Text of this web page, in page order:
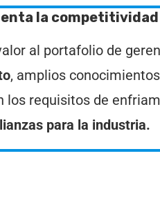
la
al portafolio de
, amplios
los requisitos de
para la industria.